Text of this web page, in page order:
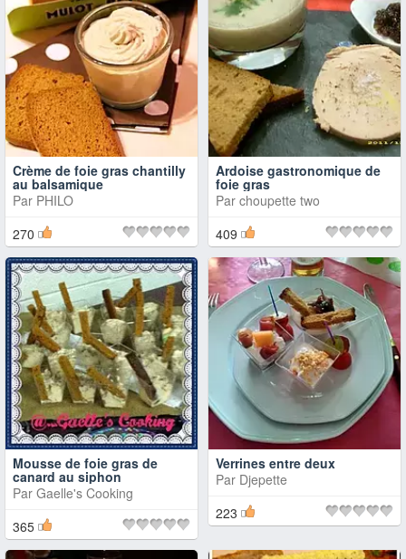
Crème de foie gras chantilly
au balsamique
Par PHILO
270
Ardoise gastronomique de
foie gras
Par choupette two
409
Mousse de foie gras de
canard au siphon
Par Gaelle's Cooking
365
Verrines entre deux
Par Djepette
223